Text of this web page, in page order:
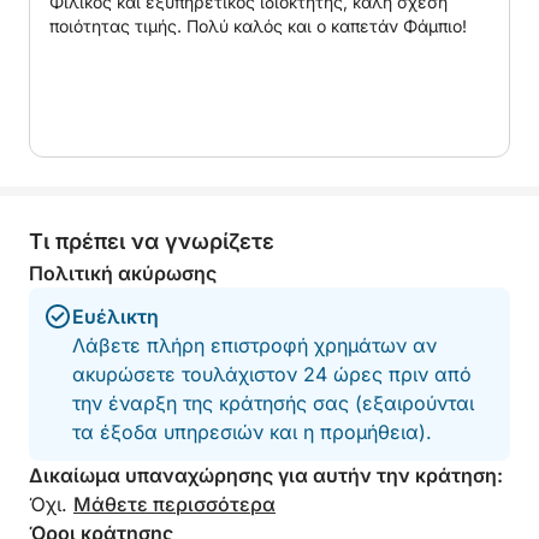
πιο ξεχωριστό.
κατασκευής δαντέλας.
ποιότητας τιμής. Πολύ καλός και ο καπετάν Φάμπιο!
Τι πρέπει να γνωρίζετε
Πολιτική ακύρωσης
Ευέλικτη
Λάβετε πλήρη επιστροφή χρημάτων αν
ακυρώσετε τουλάχιστον 24 ώρες πριν από
την έναρξη της κράτησής σας (εξαιρούνται
τα έξοδα υπηρεσιών και η προμήθεια).
Δικαίωμα υπαναχώρησης για αυτήν την κράτηση:
Όχι. Μάθετε περισσότερα
Όροι κράτησης